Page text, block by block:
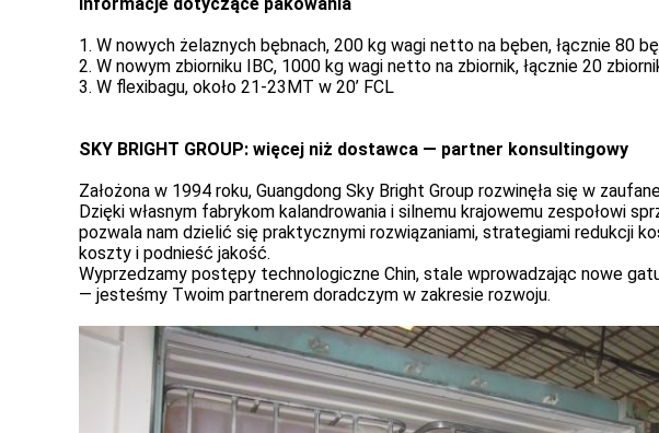
1. W nowych żelaznych bębnach, 200 kg wagi netto na bęben, łącznie 80
2. W nowym zbiorniku IBC, 1000 kg wagi netto na zbiornik, łącznie 20
3. W flexibagu, około 21-23MT w 20’ FCL
SKY BRIGHT GROUP: więcej niż dostawca — partner konsultingowy
Założona w 1994 roku, Guangdong Sky Bright Group rozwinęła się w
Dzięki własnym fabrykom kalandrowania i silnemu krajowemu zespołowi
pozwala nam dzielić się praktycznymi rozwiązaniami, strategiami redukcji
koszty i podnieść jakość.
Wyprzedzamy postępy technologiczne Chin, stale wprowadzając nowe
— jesteśmy Twoim partnerem doradczym w zakresie rozwoju.